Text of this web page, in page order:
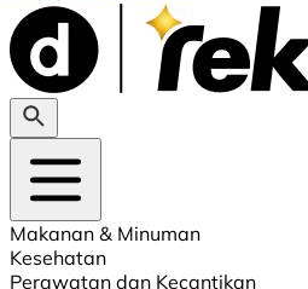
Makanan & Minuman
Kesehatan
Perawatan dan Kecantikan